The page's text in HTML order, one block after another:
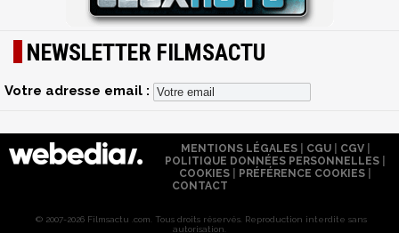
NEWSLETTER FILMSACTU
Votre adresse email :
MENTIONS LÉGALES| CGU| CGV|
POLITIQUE DONNÉES PERSONNELLES
COOKIES
PRÉFÉRENCE COOKIES
CONTACT
© 2007-2026 Filmsactu .com. Tous droits réservés. Reproduction interdite sans
autorisation.